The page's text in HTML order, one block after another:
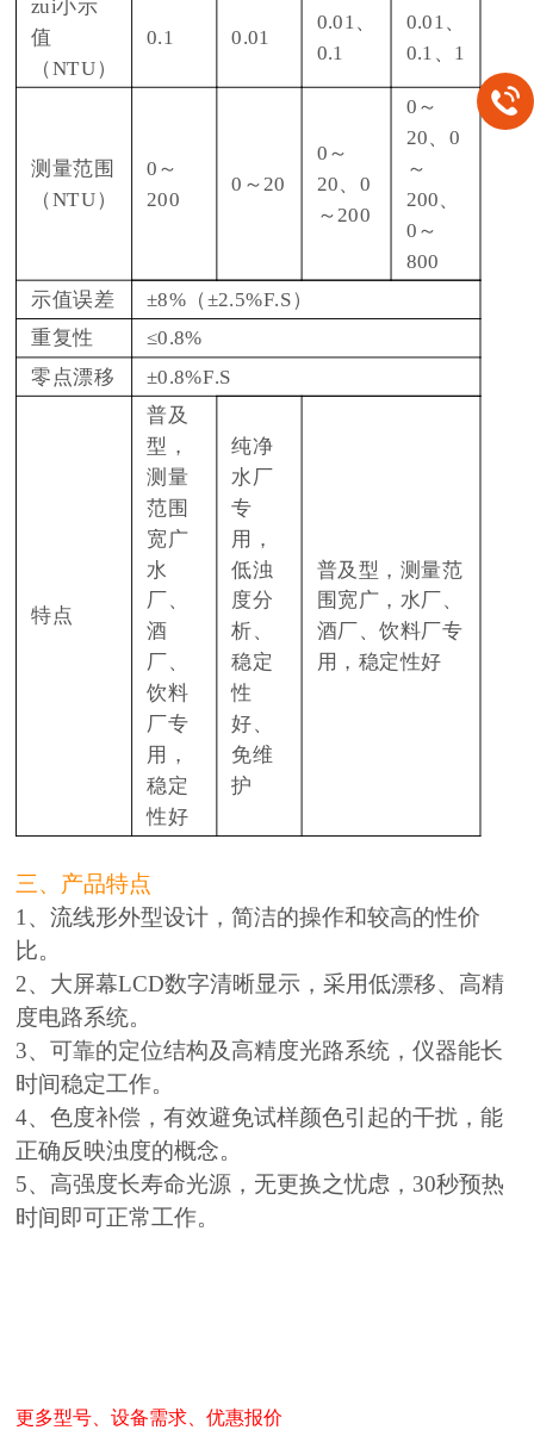
zui小示
值
（NTU）
0.1 0.01
0.01、
0.1
0.01、
0.1、1
测量范围
（NTU）
0～
200
0～20
0～
20、0
～200
0～
20、0
～
200、
0～
800
示值误差 ±8%（±2.5%F.S）
重复性 ≤0.8%
零点漂移 ±0.8%F.S
特点
普及
型，
测量
范围
宽广
水
厂、
酒
厂、
饮料
厂专
用，
稳定
性好
纯净
水厂
专
用，
低浊
度分
析、
稳定
性
好、
免维
护
普及型，测量范
围宽广，水厂、
酒厂、饮料厂专
用，稳定性好
三、产品特点
1、流线形外型设计，简洁的操作和较高的性价
比。
2、大屏幕LCD数字清晰显示，采用低漂移、高精
度电路系统。
3、可靠的定位结构及高精度光路系统，仪器能长
时间稳定工作。
4、色度补偿，有效避免试样颜色引起的干扰，能
正确反映浊度的概念。
5、高强度长寿命光源，无更换之忧虑，30秒预热
时间即可正常工作。
更多型号、设备需求、优惠报价